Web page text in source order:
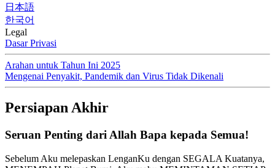
日本語
한국어
Legal
Dasar Privasi
Arahan untuk Tahun Ini 2025
Mengenai Penyakit, Pandemik dan Virus Tidak Dikenali
Persiapan Akhir
Seruan Penting dari Allah Bapa kepada Semua!
Sebelum Aku melepaskan LenganKu dengan SEGALA Kuatanya,